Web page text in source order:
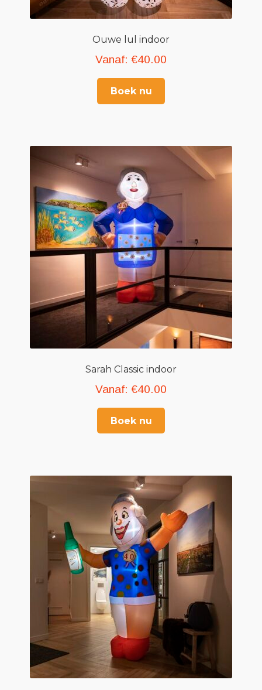
Ouwe lul indoor
Vanaf: €40.00
Boek nu
Sarah Classic indoor
Vanaf: €40.00
Boek nu